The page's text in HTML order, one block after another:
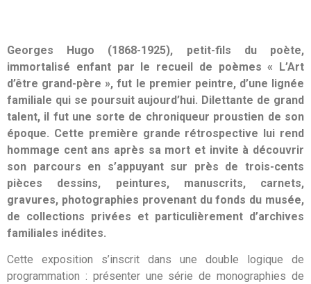
Georges Hugo (1868-1925), petit-fils du poète,
immortalisé enfant par le recueil de poèmes « L’Art
d’être grand-père », fut le premier peintre, d’une lignée
familiale qui se poursuit aujourd’hui. Dilettante de grand
talent, il fut une sorte de chroniqueur proustien de son
époque. Cette première grande rétrospective lui rend
hommage cent ans après sa mort et invite à découvrir
son parcours en s’appuyant sur près de trois-cents
pièces dessins, peintures, manuscrits, carnets,
gravures, photographies provenant du fonds du musée,
de collections privées et particulièrement d’archives
familiales inédites.
Cette exposition s’inscrit dans une double logique de
programmation : présenter une série de monographies de